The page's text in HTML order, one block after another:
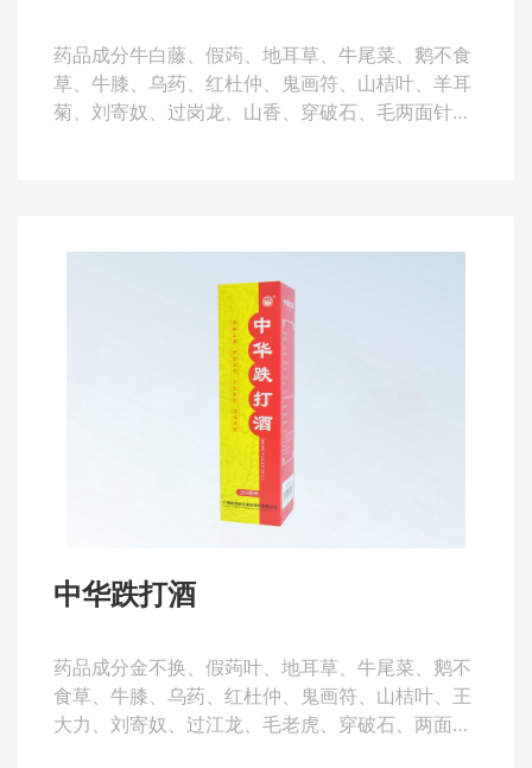
药品成分牛白藤、假蒟、地耳草、牛尾菜、鹅不食
草、牛膝、乌药、红杜仲、鬼画符、山桔叶、羊耳
菊、刘寄奴、过岗龙、山香、穿破石、毛两面针、
中华跌打酒
药品成分金不换、假蒟叶、地耳草、牛尾菜、鹅不
食草、牛膝、乌药、红杜仲、鬼画符、山桔叶、王
大力、刘寄奴、过江龙、毛老虎、穿破石、两面